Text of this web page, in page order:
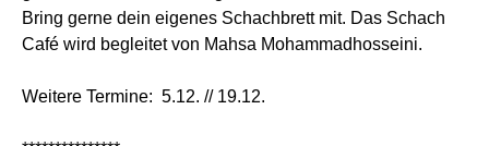
Bring gerne dein eigenes Schachbrett mit. Das Schach
Café wird begleitet von Mahsa Mohammadhosseini.
Weitere Termine: 5.12. // 19.12.